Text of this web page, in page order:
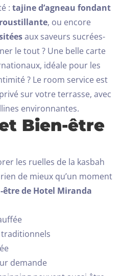
: tajine d’agneau fondant
, ou encore
aux saveurs sucrées-
le tout ? Une belle carte
idéale pour les
? Le room service est
sur votre terrasse, avec
environnantes.
Bien-être
les ruelles de la kasbah
de mieux qu’un moment
être de Hotel Miranda
demande